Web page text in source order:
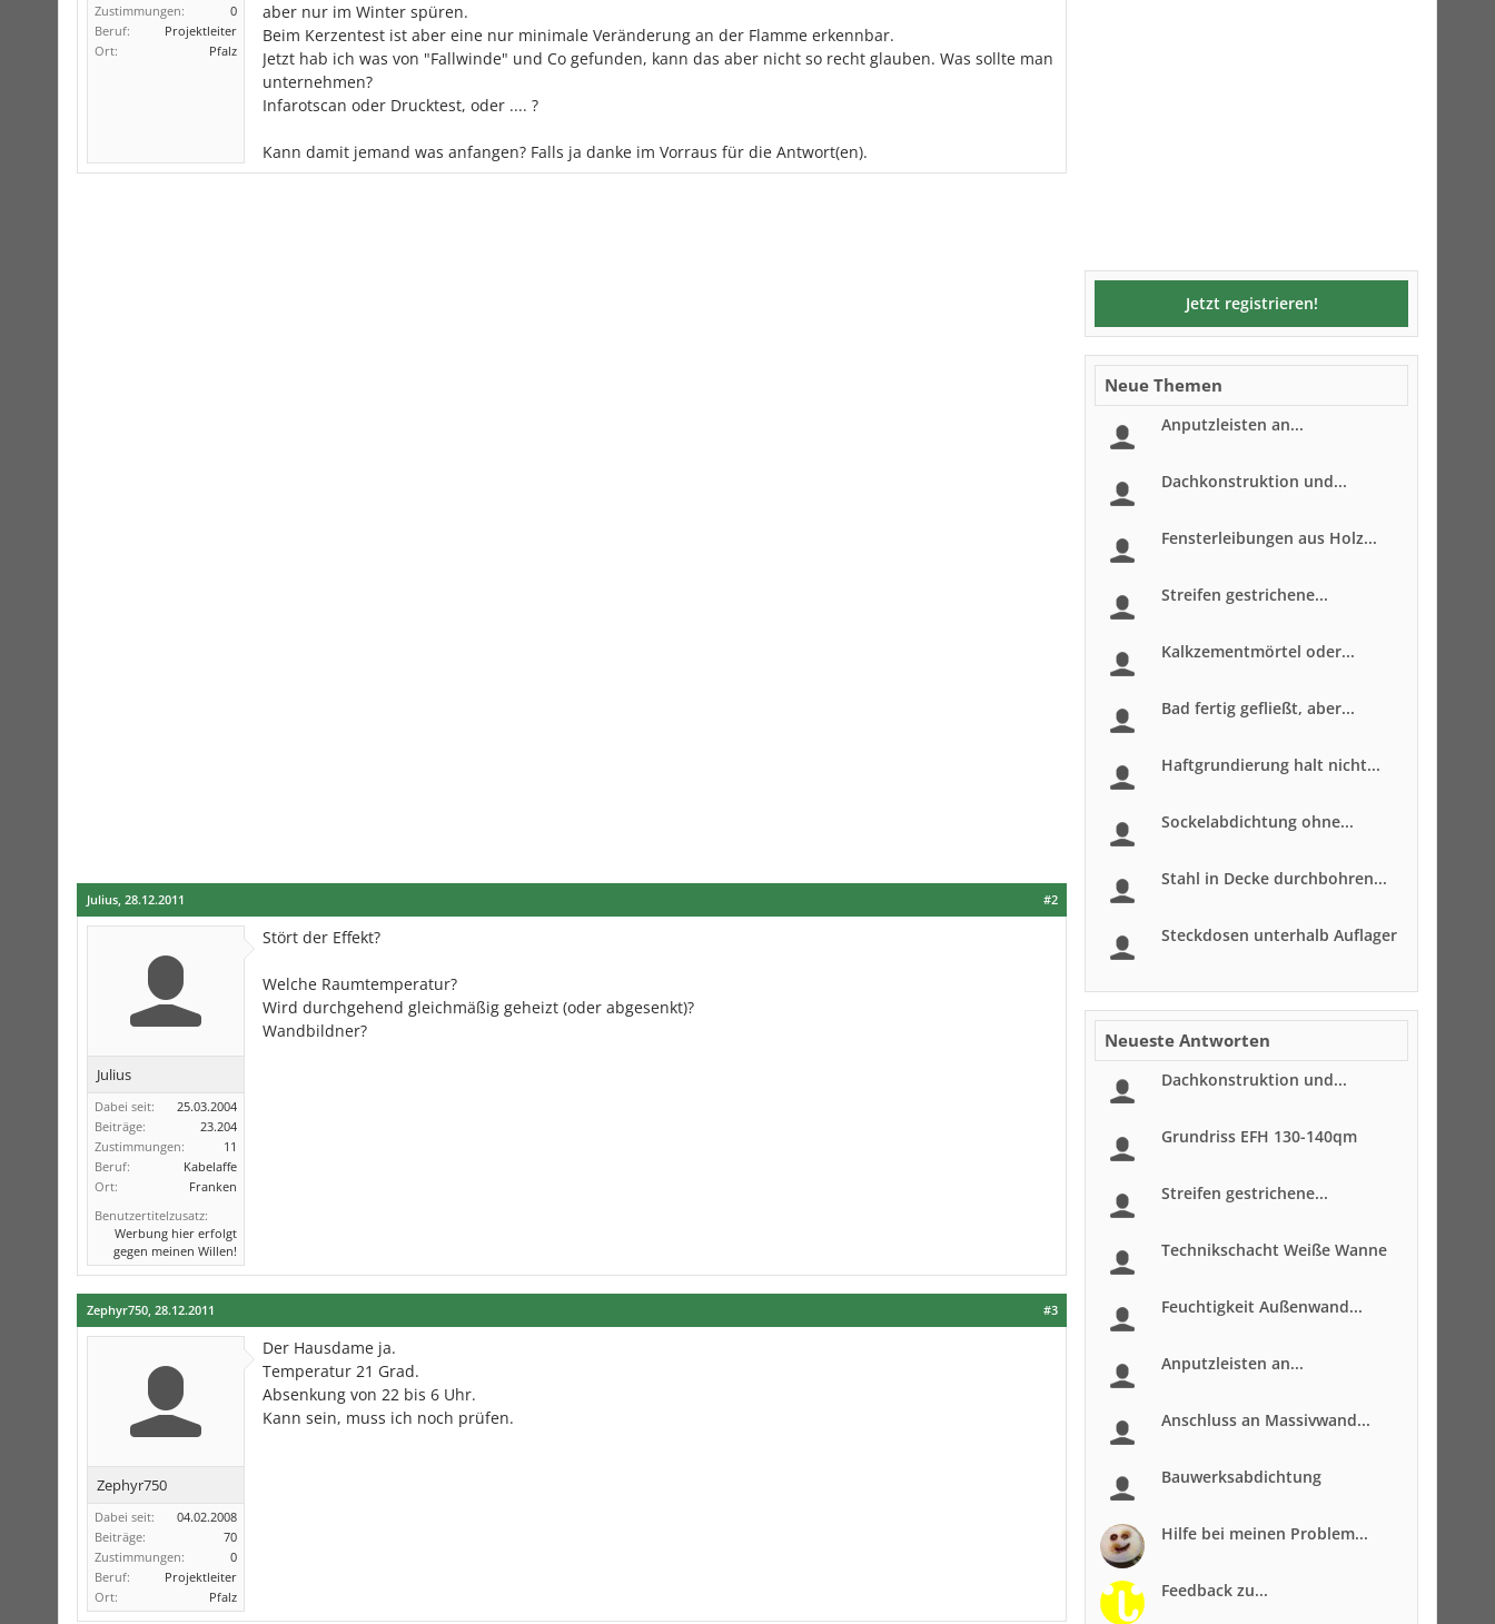
Zustimmungen:
0
Beruf:
Projektleiter
Ort:
Pfalz
aber nur im Winter spüren.
Beim Kerzentest ist aber eine nur minimale Veränderung an der Flamme erkennbar.
Jetzt hab ich was von "Fallwinde" und Co gefunden, kann das aber nicht so recht glauben. Was sollte man
unternehmen?
Infarotscan oder Drucktest, oder .... ?
Kann damit jemand was anfangen? Falls ja danke im Vorraus für die Antwort(en).
#2
Julius, 28.12.2011
Julius
Dabei seit:
25.03.2004
Beiträge:
23.204
Zustimmungen:
11
Beruf:
Kabelaffe
Ort:
Franken
Benutzertitelzusatz:
Werbung hier erfolgt
gegen meinen Willen!
Stört der Effekt?
Welche Raumtemperatur?
Wird durchgehend gleichmäßig geheizt (oder abgesenkt)?
Wandbildner?
#3
Zephyr750, 28.12.2011
Zephyr750
Dabei seit:
04.02.2008
Beiträge:
70
Zustimmungen:
0
Beruf:
Projektleiter
Ort:
Pfalz
Der Hausdame ja.
Temperatur 21 Grad.
Absenkung von 22 bis 6 Uhr.
Kann sein, muss ich noch prüfen.
Jetzt registrieren!
Neue Themen
Anputzleisten an...
Dachkonstruktion und...
Fensterleibungen aus Holz...
Streifen gestrichene...
Kalkzementmörtel oder...
Bad fertig gefließt, aber...
Haftgrundierung halt nicht...
Sockelabdichtung ohne...
Stahl in Decke durchbohren...
Steckdosen unterhalb Auflager
Neueste Antworten
Dachkonstruktion und...
Grundriss EFH 130-140qm
Streifen gestrichene...
Technikschacht Weiße Wanne
Feuchtigkeit Außenwand...
Anputzleisten an...
Anschluss an Massivwand...
Bauwerksabdichtung
Hilfe bei meinen Problem...
Feedback zu...